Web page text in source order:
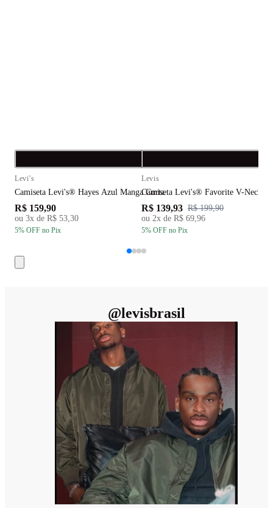
Levi's
Camiseta Levi's® Hayes Azul Manga Curta
R$ 159,90
ou 3x de R$ 53,30
5% OFF no Pix
Levis
Camiseta Levi's® Favorite V-Neck
R$ 139,93 R$ 199,90
ou 2x de R$ 69,96
5% OFF no Pix
@levisbrasil